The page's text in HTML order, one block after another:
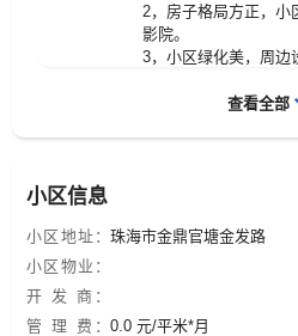
2，房子格局方正，小
影院。
3，小区绿化美，周
查看全部
小区信息
小区地址： 珠海市金鼎官塘金发路
小区物业：
开 发 商：
管 理 费： 0.0 元/平米*月